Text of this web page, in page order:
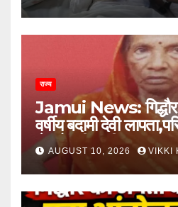
राज्य
Jamui News:
वर्षीय बदामी देवी
से खोजबीन की गुहार
AUGUST 10, 2026 VIKKI